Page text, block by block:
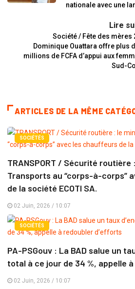
nationale avec une
Lire
Société / Fête des mères
Dominique Ouattara offre plus
millions de FCFA d’appui aux
Sud-
ARTICLES DE LA MÊME
SOCIÉTÉS
TRANSPORT / Sécurité routière
Transports au “corps-à-corps”
de la société ECOTI SA.
02 Juin, 2026 / 10:07
SOCIÉTÉS
PA-PSGouv : La BAD salue un
total à ce jour de 34 %, appelle
02 Juin, 2026 / 10:07